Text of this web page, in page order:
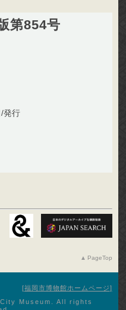
第854号
発行
PageTop
福岡市博物館ホームページ
Museum. All rights